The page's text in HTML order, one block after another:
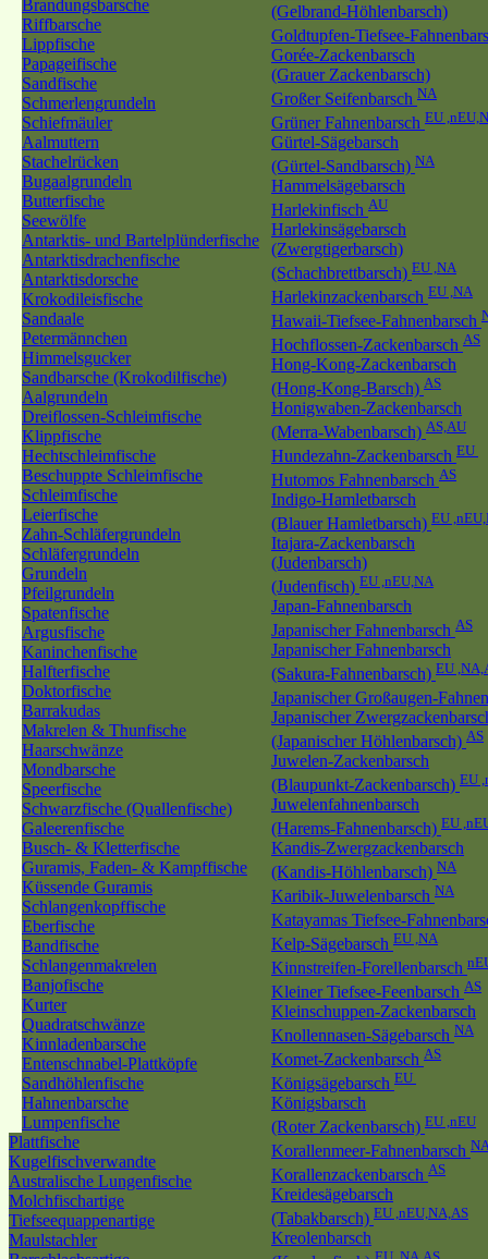
Brandungsbarsche
Riffbarsche
Lippfische
Papageifische
Sandfische
Schmerlengrundeln
Schiefmäuler
Aalmuttern
Stachelrücken
Bugaalgrundeln
Butterfische
Seewölfe
Antarktis- und Bartelplünderfische
Antarktisdrachenfische
Antarktisdorsche
Krokodileisfische
Sandaale
Petermännchen
Himmelsgucker
Sandbarsche (Krokodilfische)
Aalgrundeln
Dreiflossen-Schleimfische
Klippfische
Hechtschleimfische
Beschuppte Schleimfische
Schleimfische
Leierfische
Zahn-Schläfergrundeln
Schläfergrundeln
Grundeln
Pfeilgrundeln
Spatenfische
Argusfische
Kaninchenfische
Halfterfische
Doktorfische
Barrakudas
Makrelen & Thunfische
Haarschwänze
Mondbarsche
Speerfische
Schwarzfische (Quallenfische)
Galeerenfische
Busch- & Kletterfische
Guramis, Faden- & Kampffische
Küssende Guramis
Schlangenkopffische
Eberfische
Bandfische
Schlangenmakrelen
Banjofische
Kurter
Quadratschwänze
Kinnladenbarsche
Entenschnabel-Plattköpfe
Sandhöhlenfische
Hahnenbarsche
Lumpenfische
Plattfische
Kugelfischverwandte
Australische Lungenfische
Molchfischartige
Tiefseequappenartige
Maulstachler
(Gelbrand-Höhlenbarsch)
Goldtupfen-Tiefsee-
Gorée-Zackenbarsch
(Grauer Zackenbarsch)
Großer Seifenbarsch NA
Grüner Fahnenbarsch EU
Gürtel-Sägebarsch
(Gürtel-Sandbarsch) NA
Hammelsägebarsch
Harlekinfisch AU
Harlekinsägebarsch
(Zwergtigerbarsch)
(Schachbrettbarsch) EU ,NA
Harlekinzackenbarsch EU ,NA
Hawaii-Tiefsee-Fahnenbarsch
Hochflossen-Zackenbarsch AS
Hong-Kong-Zackenbarsch
(Hong-Kong-Barsch) AS
Honigwaben-Zackenbarsch
(Merra-Wabenbarsch) AS,AU
Hundezahn-Zackenbarsch EU
Hutomos Fahnenbarsch AS
Indigo-Hamletbarsch
(Blauer Hamletbarsch) EU
Itajara-Zackenbarsch
(Judenbarsch)
(Judenfisch) EU ,nEU,NA
Japan-Fahnenbarsch
Japanischer Fahnenbarsch AS
Japanischer Fahnenbarsch
(Sakura-Fahnenbarsch) EU
Japanischer Großaugen-
Japanischer
(Japanischer Höhlenbarsch) AS
Juwelen-Zackenbarsch
(Blaupunkt-Zackenbarsch) EU
Juwelenfahnenbarsch
(Harems-Fahnenbarsch) EU
Kandis-Zwergzackenbarsch
(Kandis-Höhlenbarsch) NA
Karibik-Juwelenbarsch NA
Katayamas Tiefsee-
Kelp-Sägebarsch EU ,NA
Kinnstreifen-Forellenbarsch
Kleiner Tiefsee-Feenbarsch AS
Kleinschuppen-Zackenbarsch
Knollennasen-Sägebarsch NA
Komet-Zackenbarsch AS
Königsägebarsch EU
Königsbarsch
(Roter Zackenbarsch) EU ,nEU
Korallenmeer-Fahnenbarsch
Korallenzackenbarsch AS
Kreidesägebarsch
(Tabakbarsch) EU ,nEU,NA,AS
Kreolenbarsch